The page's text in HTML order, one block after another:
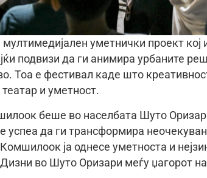
уметнички проект кој
подвизи да ги анимира урбаните
Тоа е фестивал каде што
и уметност.
беше во населбата Шуто
успеа да ги трансформира
ја однесе уметноста и
во Шуто Оризари меѓу џагорот